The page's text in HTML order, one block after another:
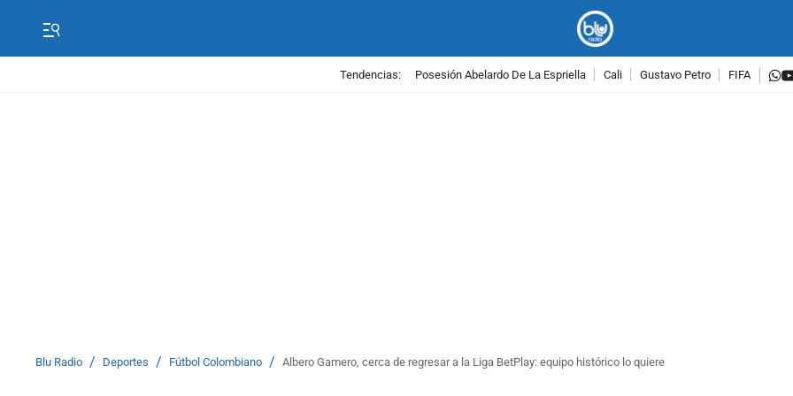
Tendencias: Posesión Abelardo De La Espriella Cali Gustavo Petro FIFA
Blu Radio / Deportes / Fútbol Colombiano / Albero Gamero, cerca de regresar a la Liga BetPlay: equipo histórico lo quiere